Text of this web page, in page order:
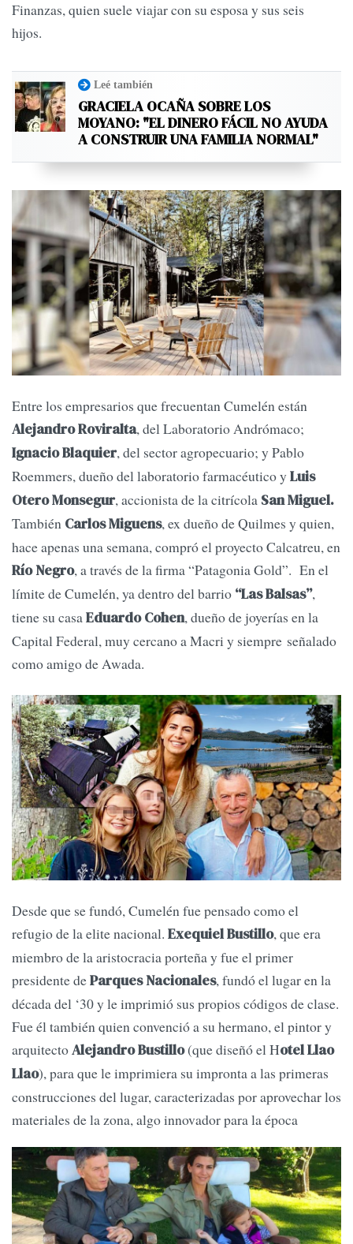
Finanzas, quien suele viajar con su esposa y sus seis
hijos.
Leé también
GRACIELA OCAÑA SOBRE LOS
MOYANO: "EL DINERO FÁCIL NO AYUDA
A CONSTRUIR UNA FAMILIA NORMAL"
Entre los empresarios que frecuentan Cumelén están
Alejandro Roviralta, del Laboratorio Andrómaco;
Ignacio Blaquier, del sector agropecuario; y Pablo
Roemmers, dueño del laboratorio farmacéutico y Luis
Otero Monsegur, accionista de la citrícola San Miguel.
También Carlos Miguens, ex dueño de Quilmes y quien,
hace apenas una semana, compró el proyecto Calcatreu, en
Río Negro, a través de la firma “Patagonia Gold”. En el
límite de Cumelén, ya dentro del barrio “Las Balsas”,
tiene su casaEduardo Cohen, dueño de joyerías en la
Capital Federal, muy cercano a Macri y siempre señalado
como amigo de Awada.
Desde que se fundó, Cumelén fue pensado como el
refugio de la elite nacional. Exequiel Bustillo, que era
miembro de la aristocracia porteña y fue el primer
presidente deParques Nacionales, fundó el lugar en la
década del ‘30 y le imprimió sus propios códigos de clase.
Fue él también quien convenció a su hermano, el pintor y
arquitectoAlejandro Bustillo(que diseñó el Hotel Llao
Llao), para que le imprimiera su impronta a las primeras
construcciones del lugar, caracterizadas por aprovechar los
materiales de la zona, algo innovador para la época